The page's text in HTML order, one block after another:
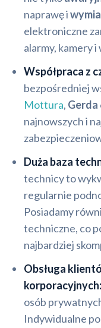
naprawę i
elektroniczne
alarmy, kamery
Współpraca z
bezpośredniej
Mottura, Gerda
najnowszych i
Duża baza
technicy to
regularnie
Posiadamy
techniczne, co
najbardziej
Obsługa
korporacyjnych:
osób
Indywidualne